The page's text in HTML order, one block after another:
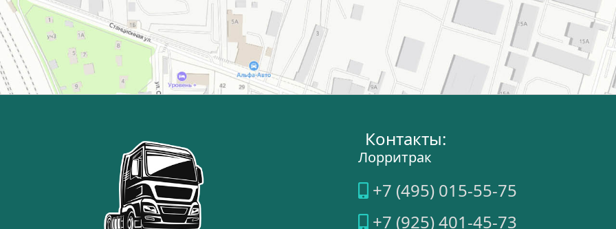
Контакты:
Лорритрак
+7 (495) 015-55-75
+7 (925) 401-45-73